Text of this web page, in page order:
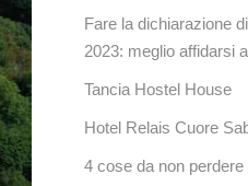
Fare la dichiarazione
2023: meglio affidarsi
Tancia Hostel House
Hotel Relais Cuore
4 cose da non perdere